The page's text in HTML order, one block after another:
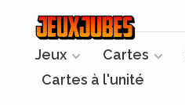
Jeux Cartes
Cartes à l'unité